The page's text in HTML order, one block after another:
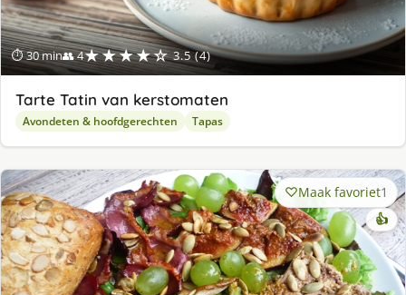
⏱ 30 min👥 4★★★★☆ 3.5 (4)
Tarte Tatin van kerstomaten
Avondeten & hoofdgerechten Tapas
Maak favoriet1
👍